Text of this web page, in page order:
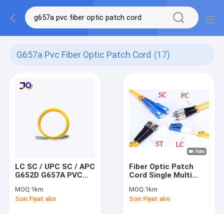
G657a Pvc Fiber Optic Patch Cord (17)
LC SC / UPC SC / APC
G652D G657A PVC
Kablosu
MOQ:1km
Son Fiyat alın
Fiber Optic Patch
Cord Single Multi
UPC/APC LSZH
Gövde En iyi fiyat
MOQ:1km
Son Fiyat alın